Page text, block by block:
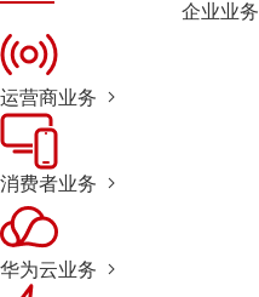
企业业务
运营商业务
消费者业务
华为云业务